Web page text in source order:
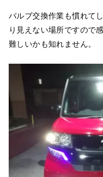
バルブ交換作業も慣れて
り見えない場所ですので
難しいかも知れません。